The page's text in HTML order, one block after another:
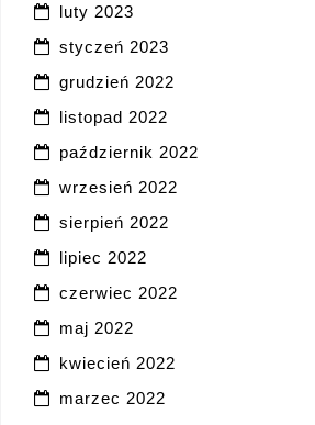
luty 2023
styczeń 2023
grudzień 2022
listopad 2022
październik 2022
wrzesień 2022
sierpień 2022
lipiec 2022
czerwiec 2022
maj 2022
kwiecień 2022
marzec 2022